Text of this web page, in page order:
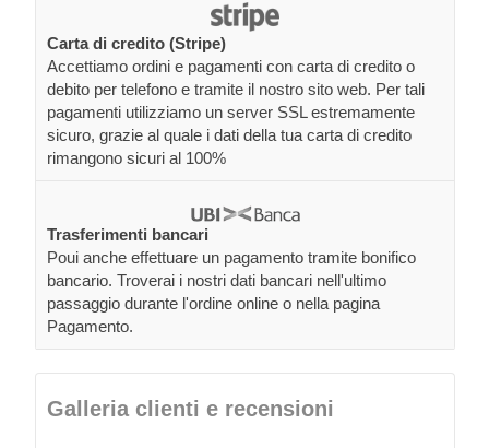
Carta di credito (Stripe)
Accettiamo ordini e pagamenti con carta di credito o
debito per telefono e tramite il nostro sito web. Per tali
pagamenti utilizziamo un server SSL estremamente
sicuro, grazie al quale i dati della tua carta di credito
rimangono sicuri al 100%
Trasferimenti bancari
Poui anche effettuare un pagamento tramite bonifico
bancario. Troverai i nostri dati bancari nell'ultimo
passaggio durante l'ordine online o nella pagina
Pagamento.
Galleria clienti e recensioni